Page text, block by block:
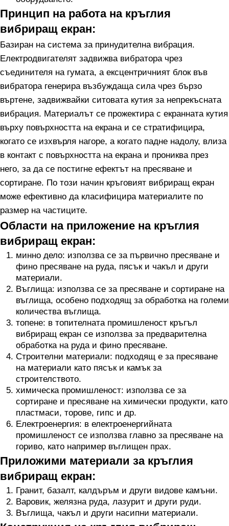
Принцип на работа на кръглия
вибриращ екран:
Базиран на система за принудителна вибрация.
Електродвигателят задвижва вибратора чрез
съединителя на гумата, а ексцентричният блок във
вибратора генерира възбуждаща сила чрез бързо
въртене, задвижвайки ситовата кутия за непрекъсната
вибрация. Материалът се прожектира с екранната кутия
върху повърхността на екрана и се стратифицира,
когато се изхвърля нагоре, а когато падне надолу, влиза
в контакт с повърхността на екрана и прониква през
него, за да се постигне ефектът на пресяване и
сортиране. По този начин кръговият вибриращ екран
може ефективно да класифицира материалите по
размер на частиците.
Области на приложение на кръглия
вибриращ екран:
минно дело: използва се за първично пресяване и
фино пресяване на руда, пясък и чакъл и други
материали.
Въглища: използва се за пресяване и сортиране на
въглища, особено подходящ за обработка на големи
количества въглища.
топене: в топителната промишленост кръгъл
вибриращ екран се използва за предварителна
обработка на руда и фино пресяване.
Строителни материали: подходящ е за пресяване
на материали като пясък и камък за
строителството.
химическа промишленост: използва се за
сортиране и пресяване на химически продукти, като
пластмаси, торове, гипс и др.
Електроенергия: в електроенергийната
промишленост се използва главно за пресяване на
гориво, като например въглищен прах.
Приложими материали за кръглия
вибриращ екран:
Гранит, базалт, калдъръм и други видове камъни.
Варовик, желязна руда, лазурит и други руди.
Въглища, чакъл и други насипни материали.